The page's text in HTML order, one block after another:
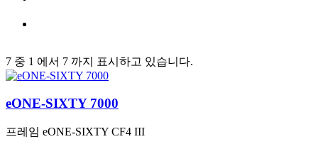
7 중 1 에서 7 까지 표시하고 있습니다.
eONE-SIXTY 7000
프레임 eONE-SIXTY CF4 III